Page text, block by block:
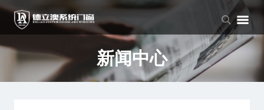
品牌中心
品牌介绍
企业文化
产品中心
窗系列
门系列
新闻中心
公司新闻
行业资讯
新闻中心